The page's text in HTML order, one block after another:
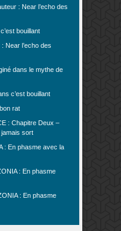
: Near l’echo des
bouillant
Near l’echo des
dans le mythe de
c’est bouillant
rat
: Chapitre Deux –
jamais sort
: En phasme avec la
: En phasme
: En phasme